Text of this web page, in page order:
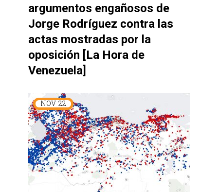
argumentos engañosos de
Jorge Rodríguez contra las
actas mostradas por la
oposición [La Hora de
Venezuela]
NOV 22